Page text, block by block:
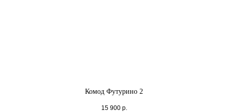
Комод Футурино 2
15 900 р.